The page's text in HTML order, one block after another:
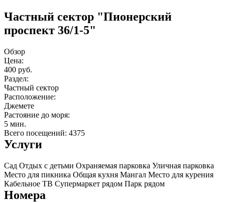
Частный сектор "Пионерский
проспект 36/1-5"
Обзор
Цена:
400 руб.
Раздел:
Частный сектор
Расположение:
Джемете
Растояние до моря:
5 мин.
Всего посещений: 4375
Услуги
Сад Отдых с детьми Охраняемая парковка Уличная парковка
Место для пикника Общая кухня Мангал Место для курения
Кабельное ТВ Супермаркет рядом Парк рядом
Номера